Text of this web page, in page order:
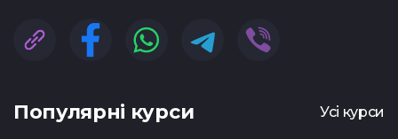
Популярні курси Усі курси